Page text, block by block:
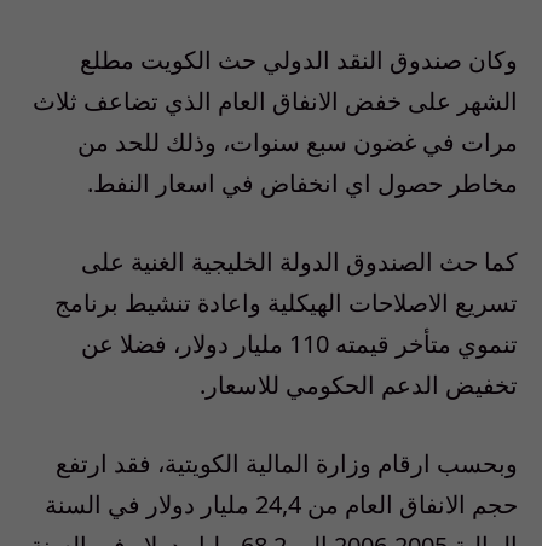
وكان صندوق النقد الدولي حث الكويت مطلع
الشهر على خفض الانفاق العام الذي تضاعف ثلاث
مرات في غضون سبع سنوات، وذلك للحد من
مخاطر حصول اي انخفاض في اسعار النفط.
كما حث الصندوق الدولة الخليجية الغنية على
تسريع الاصلاحات الهيكلية واعادة تنشيط برنامج
تنموي متأخر قيمته 110 مليار دولار، فضلا عن
تخفيض الدعم الحكومي للاسعار.
وبحسب ارقام وزارة المالية الكويتية، فقد ارتفع
حجم الانفاق العام من 24,4 مليار دولار في السنة